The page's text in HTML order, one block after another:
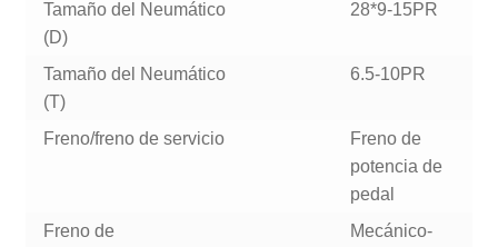
Tamaño del Neumático
(D)
28*9-15PR
Tamaño del Neumático
(T)
6.5-10PR
Freno/freno de servicio
Freno de
potencia de
pedal
Freno de
Mecánico-